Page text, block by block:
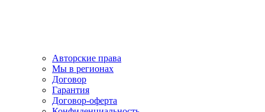
Авторские права
Мы в регионах
Договор
Гарантия
Договор-оферта